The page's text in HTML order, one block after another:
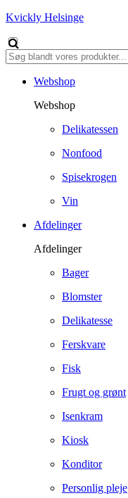
Kvickly Helsinge
Webshop
Webshop
Delikatessen
Nonfood
Spisekrogen
Vin
Afdelinger
Afdelinger
Bager
Blomster
Delikatesse
Ferskvare
Fisk
Frugt og grønt
Isenkram
Kiosk
Konditor
Personlig pleje